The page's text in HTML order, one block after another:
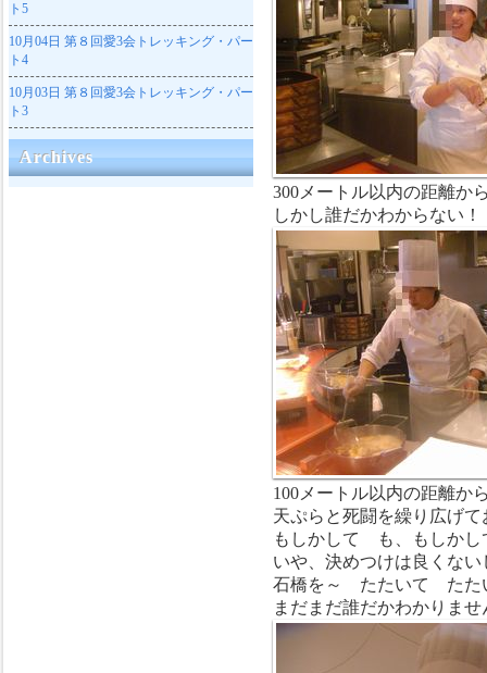
300メートル以内の距離か
しかし誰だかわからない
100メートル以内の距離か
天ぷらと死闘を繰り広げ
もしかして も、もしか
いや、決めつけは良くな
石橋を～ たたいて たた
まだまだ誰だかわかりませ
ト5
10月04日 第８回愛3会トレッキング・パー
ト4
10月03日 第８回愛3会トレッキング・パー
ト3
Archives